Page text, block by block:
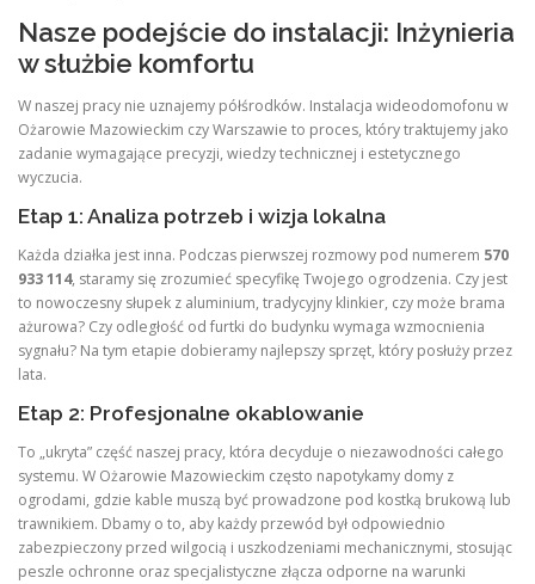
Nasze podejście do instalacji: Inżynieria
w służbie komfortu
W naszej pracy nie uznajemy półśrodków. Instalacja wideodomofonu w
Ożarowie Mazowieckim czy Warszawie to proces, który traktujemy jako
zadanie wymagające precyzji, wiedzy technicznej i estetycznego
wyczucia.
Etap 1: Analiza potrzeb i wizja lokalna
Każda działka jest inna. Podczas pierwszej rozmowy pod numerem 570
933 114, staramy się zrozumieć specyfikę Twojego ogrodzenia. Czy jest
to nowoczesny słupek z aluminium, tradycyjny klinkier, czy może brama
ażurowa? Czy odległość od furtki do budynku wymaga wzmocnienia
sygnału? Na tym etapie dobieramy najlepszy sprzęt, który posłuży przez
lata.
Etap 2: Profesjonalne okablowanie
To „ukryta” część naszej pracy, która decyduje o niezawodności całego
systemu. W Ożarowie Mazowieckim często napotykamy domy z
ogrodami, gdzie kable muszą być prowadzone pod kostką brukową lub
trawnikiem. Dbamy o to, aby każdy przewód był odpowiednio
zabezpieczony przed wilgocią i uszkodzeniami mechanicznymi, stosując
peszle ochronne oraz specjalistyczne złącza odporne na warunki